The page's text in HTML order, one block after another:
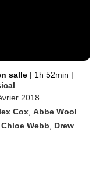
salle | 1h 52min |
2018
Cox ,Abbe Wool
,Chloe Webb
Drew